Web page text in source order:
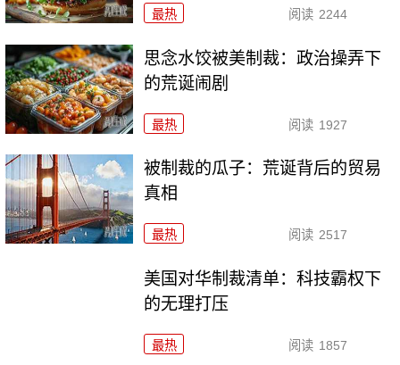
最热 阅读 2244
思念水饺被美制裁：政治操弄下
的荒诞闹剧
最热 阅读 1927
被制裁的瓜子：荒诞背后的贸易
真相
最热 阅读 2517
美国对华制裁清单：科技霸权下
的无理打压
最热 阅读 1857